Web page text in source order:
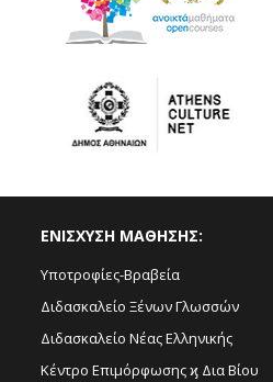
ΕΝΙΣΧΥΣΗ ΜΑΘΗΣΗΣ:
Υποτροφίες-Βραβεία
Διδασκαλείο Ξένων Γλωσσών
Διδασκαλείο Νέας Ελληνικής
Κέντρο Επιμόρφωσης ϗ Δια Βίου